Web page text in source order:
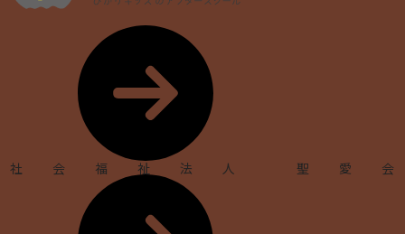
社会福祉法人 聖愛会